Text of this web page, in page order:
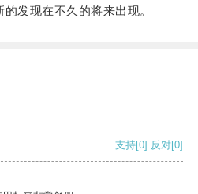
发现在不久的将来出现。
支持[0] 反对[0]